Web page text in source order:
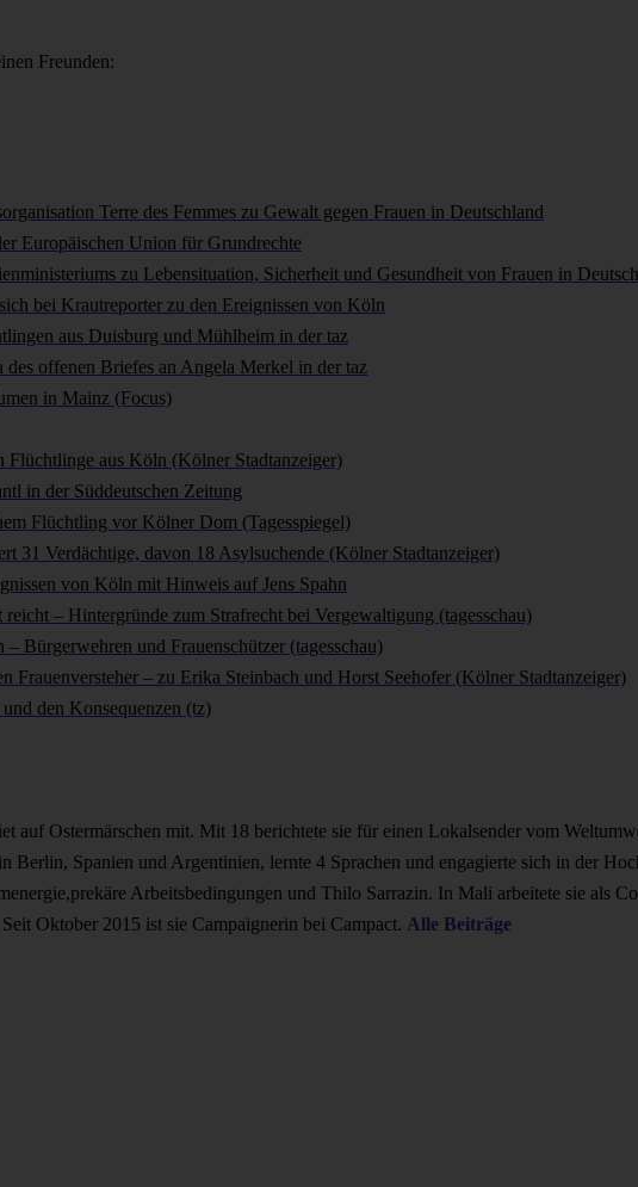
Freunden:
Terre des Femmes zu Gewalt gegen Frauen in Deutschland
Europäischen Union für Grundrechte
zu Lebensituation, Sicherheit und Gesundheit von Frauen in
bei Krautreporter zu den Ereignissen von Köln
aus Duisburg und Mühlheim in der taz
des offenen Briefes an Angela Merkel in der taz
in Mainz (Focus)
Flüchtlinge aus Köln (Kölner Stadtanzeiger)
in der Süddeutschen Zeitung
Flüchtling vor Kölner Dom (Tagesspiegel)
31 Verdächtige, davon 18 Asylsuchende (Kölner Stadtanzeiger)
von Köln mit Hinweis auf Jens Spahn
– Hintergründe zum Strafrecht bei Vergewaltigung (tagesschau)
– Bürgerwehren und Frauenschützer (tagesschau)
Frauenversteher – zu Erika Steinbach und Horst Seehofer (Kölner Stadtanzeiger)
den Konsequenzen (tz)
auf Ostermärschen mit. Mit 18 berichtete sie für einen Lokalsender vom
Spanien und Argentinien, lernte 4 Sprachen und engagierte sich in der
Arbeitsbedingungen und Thilo Sarrazin. In Mali arbeitete sie als
Oktober 2015 ist sie Campaignerin bei Campact. Alle Beiträge